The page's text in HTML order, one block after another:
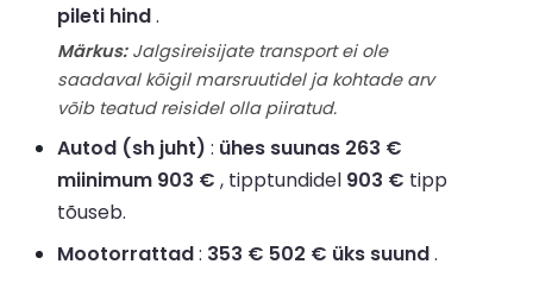
pileti hind.
Märkus:Jalgsireisijate transport ei ole
saadaval kõigil marsruutidel ja kohtade arv
võib teatud reisidel olla piiratud.
Autod (sh juht) : ühes suunas 263 €
miinimum 903 € , tipptundidel 903 € tipp
tõuseb.
Mootorrattad: 353 € 502 € üks suund.